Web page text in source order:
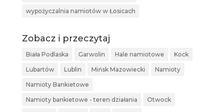
wypożyczalnia namiotów w Łosicach
Zobacz i przeczytaj
Biała Podlaska Garwolin Hale namiotowe Kock
Lubartów Lublin Mińsk Mazowiecki Namioty
Namioty Bankietowe
Namioty bankietowe - teren działania Otwock